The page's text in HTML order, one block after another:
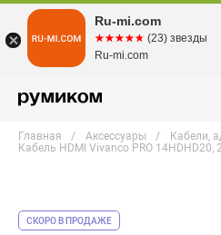
Главная Аксессуары
Кабели,
Кабель HDMI Vivanco PRO 14HDHD20,
СКОРО В ПРОДАЖЕ
Ru-mi.com
☆☆☆☆☆
★★★★★ (23) звезды
Ru-mi.com